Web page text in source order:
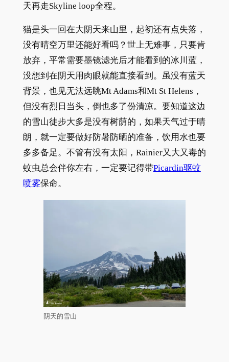
天再走Skyline loop全程。
猫是头一回在大阴天来山里，起初还有点失落，
没有晴空万里还能好看吗？世上无难事，只要肯
放弃，平常需要墨镜滤光后才能看到的冰川蓝，
没想到在阴天用肉眼就能直接看到。虽没有蓝天
背景，也见无法远眺Mt Adams和Mt St Helens，
但没有烈日当头，倒也多了份清凉。要知道这边
的雪山徒步大多是没有树荫的，如果天气过于晴
朗，就一定要做好防暑防晒的准备，饮用水也要
多多备足。不管有没有太阳，Rainier又大又毒的
蚊虫总会伴你左右，一定要记得带Picardin驱蚊
喷雾保命。
阴天的雪山